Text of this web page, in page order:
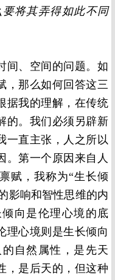
将其弄得如此不同
间、空间的问题。如
，那么如何回答这三
据我的理解，在传统
的。我们必须另辟新
一直主张，人之所以
。第一个原因来自人
赋，我称为“生长倾
影响和智性思维的内
向是伦理心境的底
理心境则是生长倾向
自然属性，是先天
，是后天的，但这种